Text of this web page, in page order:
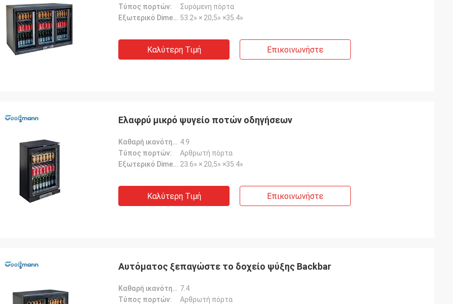
Τύπος πορτών:
Συρόμενη πόρτα
Εξωτερικό Dimension-W*D*H: 53.2» × 20,5» ×35.4»
Καλύτερη Τιμή Επικοινωνήστε
Ελαφρύ μικρό ψυγείο ποτών οδηγήσεων
Καθαρή ικανότητα (cu.ft): 4.9
Τύπος πορτών:
Αρθρωτή πόρτα
Εξωτερικό Dimension-W*D*H: 23.6» × 20,5» ×35.4»
Καλύτερη Τιμή Επικοινωνήστε
Αυτόματος ξεπαγώστε το δοχείο ψύξης Backbar
Καθαρή ικανότητα (cu.ft): 7.4
Τύπος πορτών:
Αρθρωτή πόρτα